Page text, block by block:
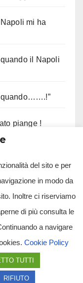
mi ha
il Napoli
quando…….!”
piange !
Napoli (NA).
Vetere CE. Tutti i diritti riservati.
del sito e per
in modo da
Inoltre ci riserviamo
di più consulta le
a navigare
Cookie Policy
TUTTI
RIFIUTO